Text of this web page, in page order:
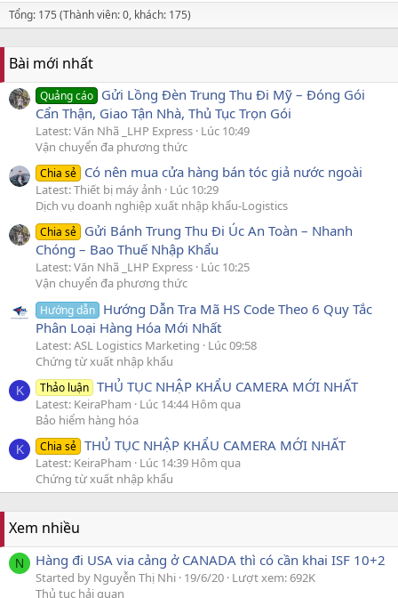
Tổng: 175 (Thành viên: 0, khách: 175)
Bài mới nhất
Quảng cáo Gửi Lồng Đèn Trung Thu Đi Mỹ – Đóng Gói
Cẩn Thận, Giao Tận Nhà, Thủ Tục Trọn Gói
Latest: Văn Nhã _LHP Express Lúc 10:49
Vận chuyển đa phương thức
Chia sẻ Có nên mua cửa hàng bán tóc giả nước ngoài
Latest: Thiết bị máy ảnh
Lúc 10:29
Dịch vụ doanh nghiệp xuất nhập khẩu-Logistics
Chia sẻ Gửi Bánh Trung Thu Đi Úc An Toàn – Nhanh
Chóng – Bao Thuế Nhập Khẩu
Latest: Văn Nhã _LHP Express Lúc 10:25
Vận chuyển đa phương thức
Hướng dẫn Hướng Dẫn Tra Mã HS Code Theo 6 Quy Tắc
Phân Loại Hàng Hóa Mới Nhất
Latest: ASL Logistics Marketing
Lúc 09:58
Chứng từ xuất nhập khẩu
K Thảo luận THỦ TỤC NHẬP KHẨU CAMERA MỚI NHẤT
Latest: KeiraPham
Lúc 14:44 Hôm qua
Bảo hiểm hàng hóa
K Chia sẻ THỦ TỤC NHẬP KHẨU CAMERA MỚI NHẤT
Latest: KeiraPham
Lúc 14:39 Hôm qua
Chứng từ xuất nhập khẩu
Xem nhiều
N Hàng đi USA via cảng ở CANADA thì có cần khai ISF 10+2
Started by Nguyễn Thị Nhi 19/6/20 Lượt xem: 692K
Thủ tục hải quan